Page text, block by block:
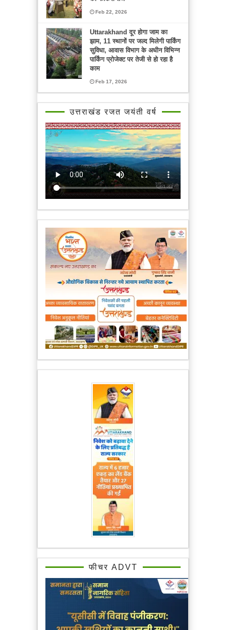
Feb 22, 2026
Uttarakhand दूर होगा जाम का
झाम, 11 स्थानों पर जल्द मिलेगी पार्किंग
सुविधा, आवास विभाग के अधीन विभिन्न
पार्किंग प्रोजेक्ट पर तेजी से हो रहा है
काम
Feb 17, 2026
उत्तराखंड रजत जयंती वर्ष
फीचर ADVT